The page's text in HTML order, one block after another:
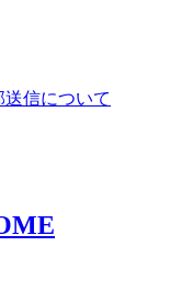
信について